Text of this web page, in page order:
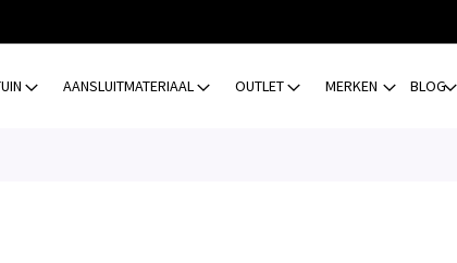
AANSLUITMATERIAAL OUTLET MERKEN BLOG